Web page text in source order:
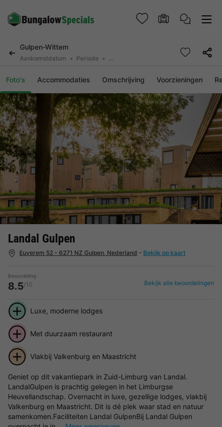
Gulpen-Wittem
Aankomstdatum Periode 2 deelnemers, 0 huisdier
Foto's Accommodaties Omschrijving Voorzieningen
Landal Gulpen
Euverem 52 - 6271 NZ Gulpen, Nederland - Bekijk op kaart
Beoordeling
8.5/10 Bekijk alle beoordelingen
Luxe, moderne lodges
Met duurzaam restaurant
Vlakbij Valkenburg en Maastricht
Geniet op dit vakantiepark in Zuid-Limburg van Landal.
LandalGulpen is prachtig gelegen in het Limburgse
Heuvellandschap. Overnacht in luxe, gezellige lodges, vlakbij
Valkenburg en Maastricht. Dit is dé plek waar stad en natuur
samenkomen.Faciliteiten Landal GulpenBij Landal Gulpen